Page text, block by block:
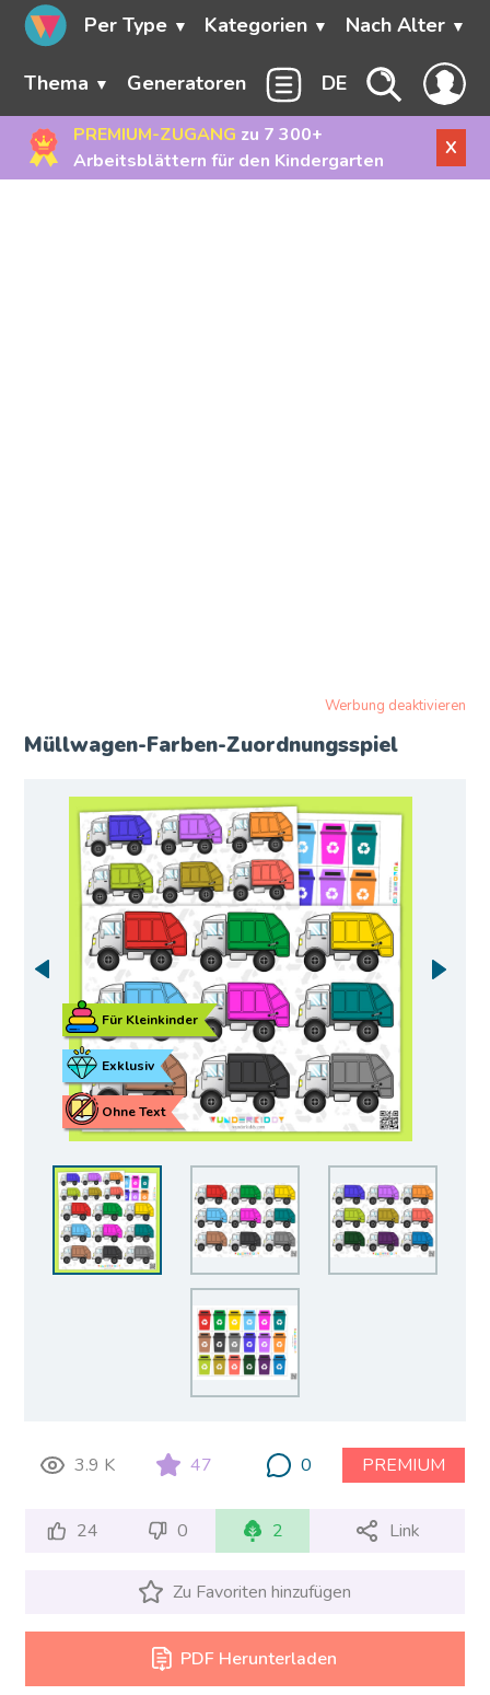
Per Type Kategorien Nach Alter
Thema Generatoren DE
PREMIUM-ZUGANG zu 7 300+
Arbeitsblättern für den Kindergarten
X
Werbung deaktivieren
Müllwagen-Farben-Zuordnungsspiel
Ohne Text
Exklusiv
Für Kleinkinder
3.9 K 47 0 PREMIUM
24 0 2 Link
Zu Favoriten hinzufügen
PDF Herunterladen